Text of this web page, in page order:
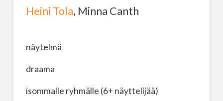
Heini Tola, Minna Canth
näytelmä
draama
isommalle ryhmälle (6+ näyttelijää)